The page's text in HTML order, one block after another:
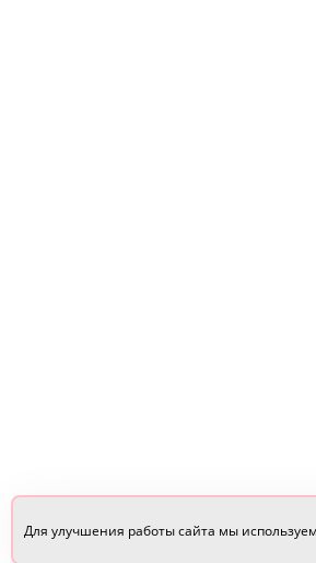
Для улучшения работы сайта мы